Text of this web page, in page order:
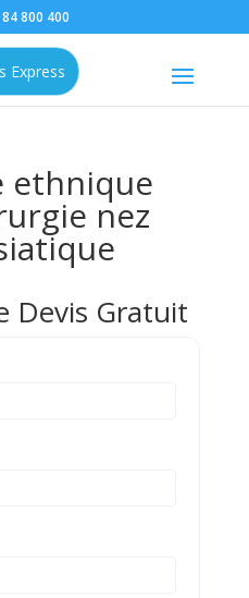
800 400
Express
ethnique
nez
Devis Gratuit